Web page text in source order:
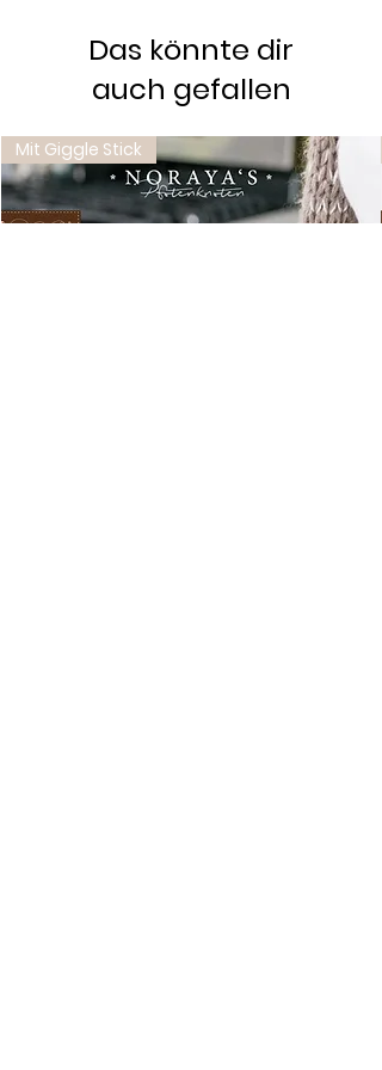
Das könnte dir
auch gefallen
Mit Giggle Stick